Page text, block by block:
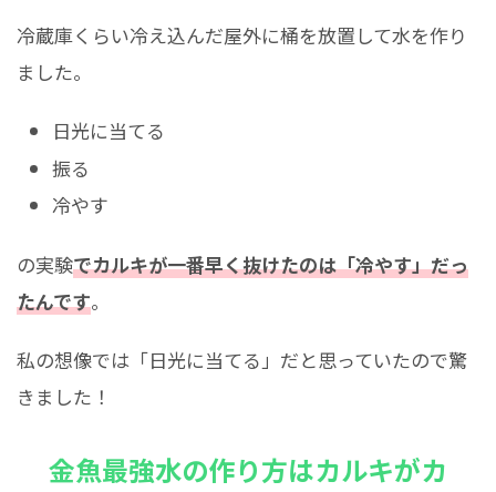
冷蔵庫くらい冷え込んだ屋外に桶を放置して水を作り
ました。
日光に当てる
振る
冷やす
の実験でカルキが一番早く抜けたのは「冷やす」だっ
たんです。
私の想像では「日光に当てる」だと思っていたので驚
きました！
金魚最強水の作り方はカルキがカ